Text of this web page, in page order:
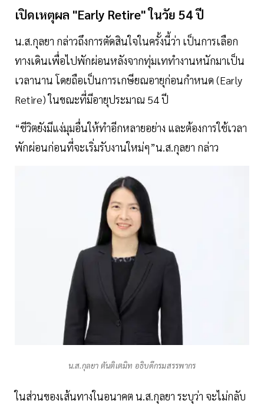
เปิดเหตุผล "Early Retire" ในวัย 54 ปี
น.ส.กุลยา กล่าวถึงการตัดสินใจในครั้งนี้ว่า เป็นการเลือก
ทางเดินเพื่อไปพักผ่อนหลังจากทุ่มเททำงานหนักมาเป็น
เวลานาน โดยถือเป็นการเกษียณอายุก่อนกำหนด (Early
Retire) ในขณะที่มีอายุประมาณ 54 ปี
“ชีวิตยังมีแง่มุมอื่นให้ทำอีกหลายอย่าง และต้องการใช้เวลา
พักผ่อนก่อนที่จะเริ่มรับงานใหม่ๆ”น.ส.กุลยา กล่าว
น.ส.กุลยา ตันติเตมิท อธิบดีกรมสรรพากร
ในส่วนของเส้นทางในอนาคต น.ส.กุลยา ระบุว่า จะไม่กลับ